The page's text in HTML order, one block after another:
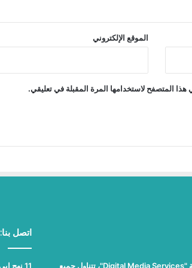
الموقع الإلكتروني
المتصفح لاستخدامها المرة المقبلة في تعليقي.
"نيوز بلوس"، جريدة الكترونية مستقلة جامعة، تصدر عن مؤسسة "Digital Media Services"، تتناول جميع
اتصل بنا:
11 نهج ابي الحسن الحضرمي- منوبة - تونس